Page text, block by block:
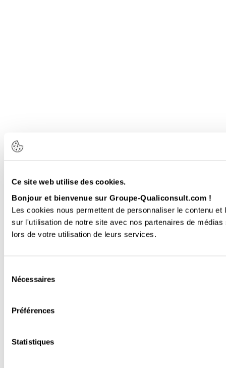
Ce site web utilise des cookies.
Bonjour et bienvenue sur Groupe-Qualiconsult.com !
Les cookies nous permettent de personnaliser le contenu
sur l'utilisation de notre site avec nos partenaires de
lors de votre utilisation de leurs services.
Nécessaires
Préférences
Statistiques